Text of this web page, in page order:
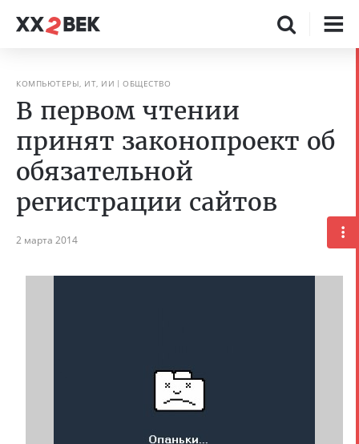
КОМПЬЮТЕРЫ, ИТ, ИИ ОБЩЕСТВО
В первом чтении
принят законопроект об
обязательной
регистрации сайтов
2 марта 2014